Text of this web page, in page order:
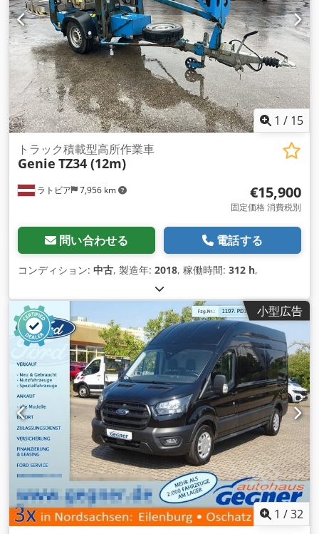
1 / 15
ラトビア 7,956 km
トラック積載型高所作業車
Genie TZ34 (12m)
€15,900
固定価格 消費税別
問い合わせる 電話する
コンディション: 中古, 製造年: 2018, 稼働時間: 312 h,
小型広告
1 /32